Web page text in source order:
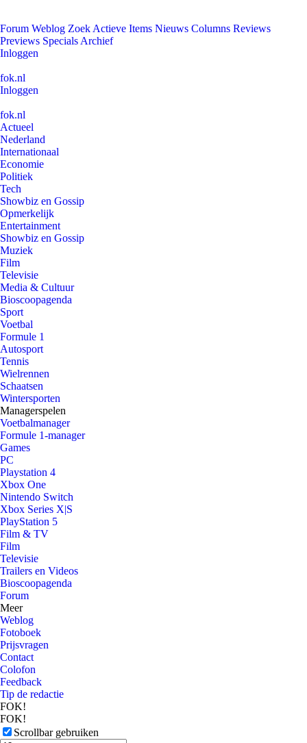
Forum Weblog Zoek Actieve Items Nieuws Columns Reviews
Previews Specials Archief
Inloggen
fok.nl
Inloggen
fok.nl
Actueel
Nederland
Internationaal
Economie
Politiek
Tech
Showbiz en Gossip
Opmerkelijk
Entertainment
Showbiz en Gossip
Muziek
Film
Televisie
Media & Cultuur
Bioscoopagenda
Sport
Voetbal
Formule 1
Autosport
Tennis
Wielrennen
Schaatsen
Wintersporten
Managerspelen
Voetbalmanager
Formule 1-manager
Games
PC
Playstation 4
Xbox One
Nintendo Switch
Xbox Series X|S
PlayStation 5
Film & TV
Film
Televisie
Trailers en Videos
Bioscoopagenda
Forum
Meer
Weblog
Fotoboek
Prijsvragen
Contact
Colofon
Feedback
Tip de redactie
FOK!
FOK!
Scrollbar gebruiken